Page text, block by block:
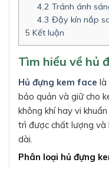
4.2 Tránh ánh
4.3 Đậy kín nắp
5 Kết luận
Tìm hiểu về hủ
Hủ đựng kem face là
bảo quản và giữ cho
không khí hay vi
trì được chất lượng và
dài.
Phân loại hủ đựng